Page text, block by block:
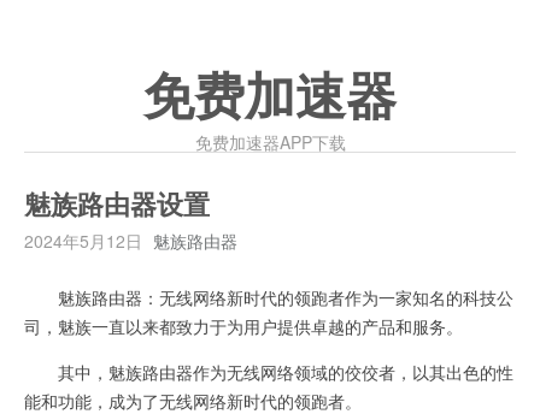
免费加速器
免费加速器APP下载
魅族路由器设置
2024年5月12日 魅族路由器
魅族路由器：无线网络新时代的领跑者作为一家知名的科技公
司，魅族一直以来都致力于为用户提供卓越的产品和服务。
其中，魅族路由器作为无线网络领域的佼佼者，以其出色的性
能和功能，成为了无线网络新时代的领跑者。